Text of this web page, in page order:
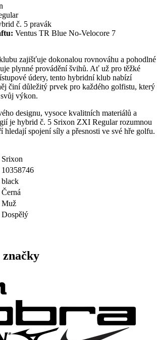
č. 5 pravák
Ventus TR Blue No-Velocore 7
zajišťuje dokonalou rovnováhu a pohodlné
plynné provádění švihů. Ať už pro těžké
údery, tento hybridní klub nabízí
činí důležitý prvek pro každého golfistu, který
výkon.
designu, vysoce kvalitních materiálů a
je hybrid č. 5 Srixon ZXI Regular rozumnou
hledají spojení síly a přesnosti ve své hře golfu.
Srixon
10358746
black
Černá
Muž
Dospělý
značky